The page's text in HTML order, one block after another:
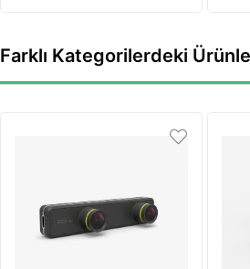
Farklı Kategorilerdeki